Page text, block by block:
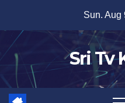
content
Sun. Aug
Sri Tv